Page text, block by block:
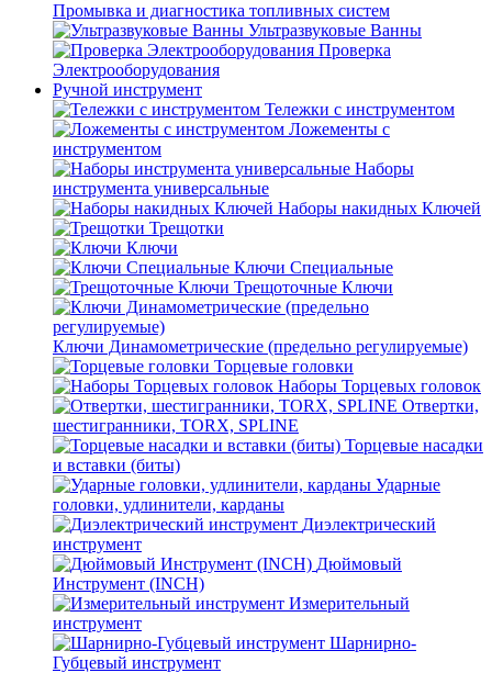
Промывка и диагностика топливных систем
Ультразвуковые Ванны
Проверка
Электрооборудования
Ручной инструмент
Тележки с инструментом
Ложементы с
инструментом
Наборы
инструмента универсальные
Наборы накидных Ключей
Трещотки
Ключи
Ключи Специальные
Трещоточные Ключи
Ключи Динамометрические (предельно регулируемые)
Торцевые головки
Наборы Торцевых головок
Отвертки,
шестигранники, TORX, SPLINE
Торцевые насадки
и вставки (биты)
Ударные
головки, удлинители, карданы
Диэлектрический
инструмент
Дюймовый
Инструмент (INCH)
Измерительный
инструмент
Шарнирно-
Губцевый инструмент